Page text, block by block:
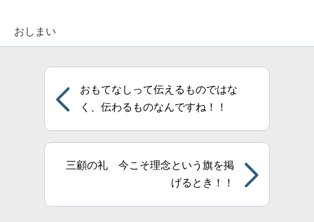
おしまい
おもてなしって伝えるものではな
く、伝わるものなんですね！！
三顧の礼 今こそ理念という旗を掲
げるとき！！